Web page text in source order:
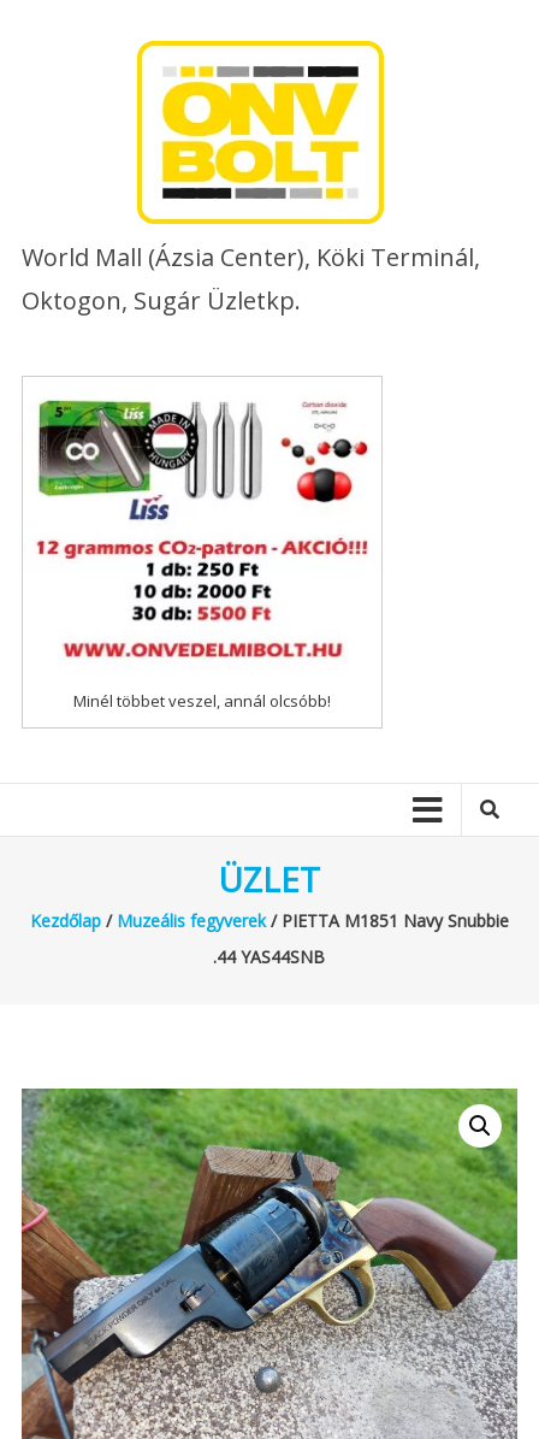
World Mall (Ázsia Center), Köki Terminál,
Oktogon, Sugár Üzletkp.
Minél többet veszel, annál olcsóbb!
ÜZLET
Kezdőlap/ Muzeális fegyverek/ PIETTA M1851 Navy Snubbie
.44 YAS44SNB